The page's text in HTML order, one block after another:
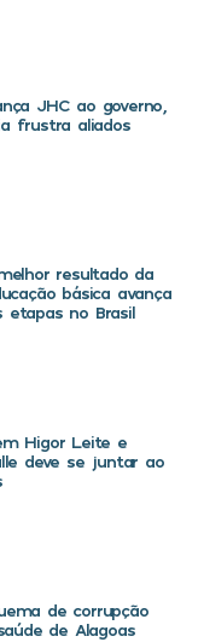
JHC ao governo,
frustra aliados
resultado da
básica avança
etapas no Brasil
Higor Leite e
deve se juntar ao
de corrupção
de Alagoas